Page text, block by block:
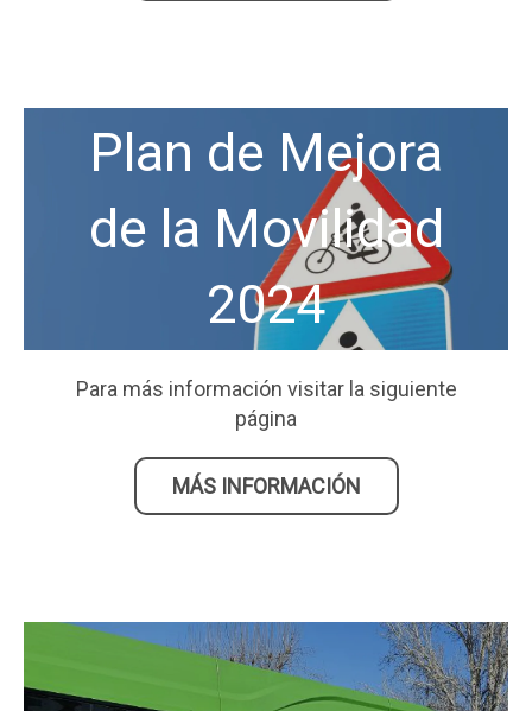
Plan de Mejora
de la Movilidad
2024
Para más información visitar la siguiente
página
MÁS INFORMACIÓN